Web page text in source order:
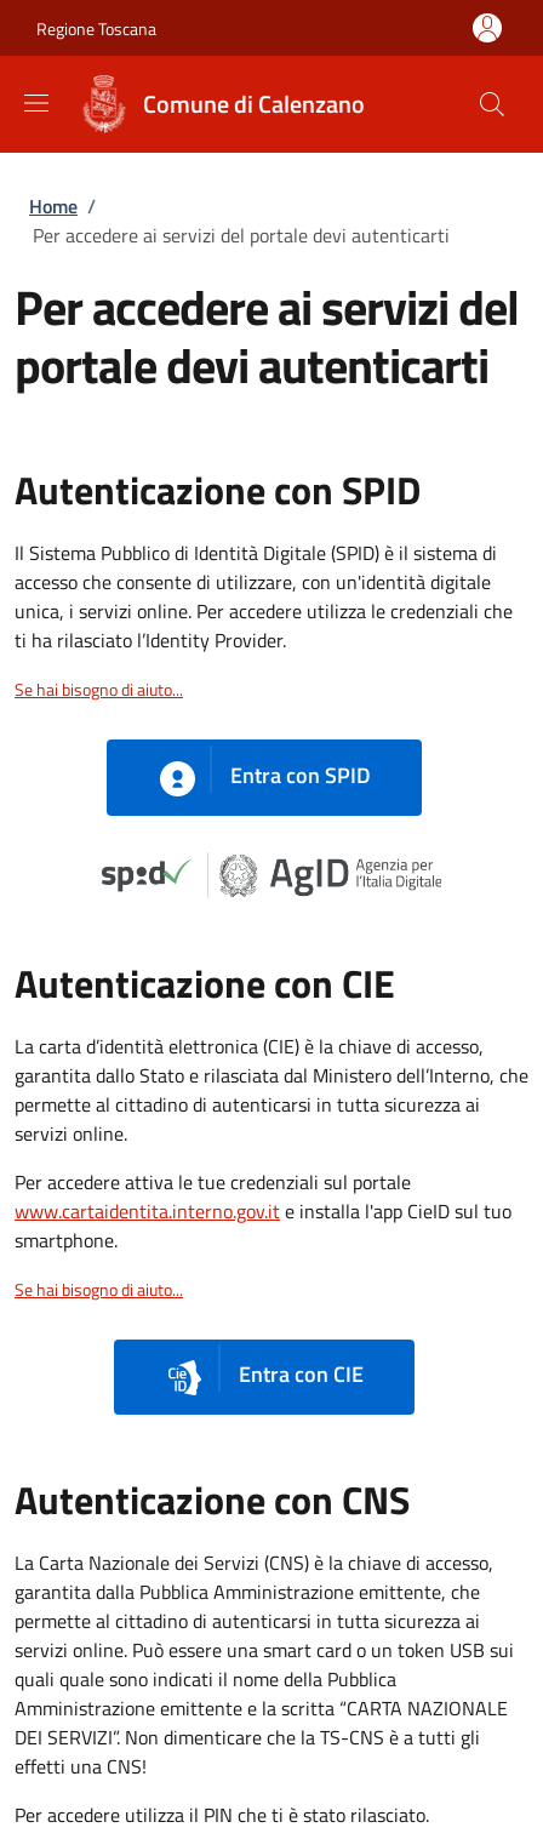
Regione Toscana
Comune di Calenzano
Briciole di pane
Home /
Per accedere ai servizi del portale devi autenticarti
Per accedere ai servizi del
portale devi autenticarti
Autenticazione con SPID
Il Sistema Pubblico di Identità Digitale (SPID) è il sistema di
accesso che consente di utilizzare, con un'identità digitale
unica, i servizi online. Per accedere utilizza le credenziali che
ti ha rilasciato l’Identity Provider.
Se hai bisogno di aiuto...
Entra con SPID
Autenticazione con CIE
La carta d’identità elettronica (CIE) è la chiave di accesso,
garantita dallo Stato e rilasciata dal Ministero dell’Interno, che
permette al cittadino di autenticarsi in tutta sicurezza ai
servizi online.
Per accedere attiva le tue credenziali sul portale
www.cartaidentita.interno.gov.ite installa l'app CieID sul tuo
smartphone.
Se hai bisogno di aiuto...
Entra con CIE
Autenticazione con CNS
La Carta Nazionale dei Servizi (CNS) è la chiave di accesso,
garantita dalla Pubblica Amministrazione emittente, che
permette al cittadino di autenticarsi in tutta sicurezza ai
servizi online. Può essere una smart card o un token USB sui
quali quale sono indicati il nome della Pubblica
Amministrazione emittente e la scritta “CARTA NAZIONALE
DEI SERVIZI”. Non dimenticare che la TS-CNS è a tutti gli
effetti una CNS!
Per accedere utilizza il PIN che ti è stato rilasciato.